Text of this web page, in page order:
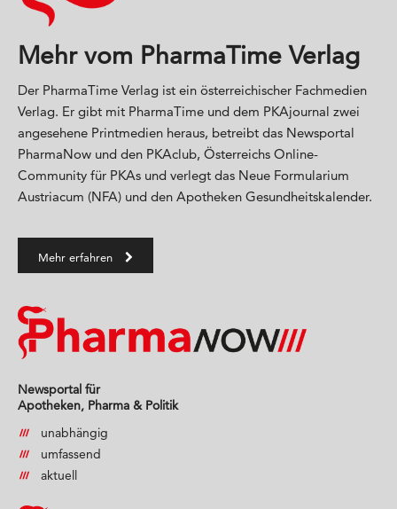
Mehr vom PharmaTime Verlag
Der PharmaTime Verlag ist ein österreichischer Fachmedien
Verlag. Er gibt mit PharmaTime und dem PKAjournal zwei
angesehene Printmedien heraus, betreibt das Newsportal
PharmaNow und den PKAclub, Österreichs Online-
Community für PKAs und verlegt das Neue Formularium
Austriacum (NFA) und den Apotheken Gesundheitskalender.
Mehr erfahren
Newsportal für
Apotheken, Pharma & Politik
unabhängig
umfassend
aktuell